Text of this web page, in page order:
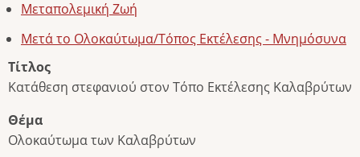
Μεταπολεμική Ζωή
Μετά το Ολοκαύτωμα/Τόπος Εκτέλεσης - Μνημόσυνα
Τίτλος
Κατάθεση στεφανιού στον Τόπο Εκτέλεσης Καλαβρύτων
Θέμα
Ολοκαύτωμα των Καλαβρύτων